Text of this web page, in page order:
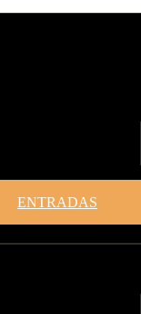
ENTRADAS